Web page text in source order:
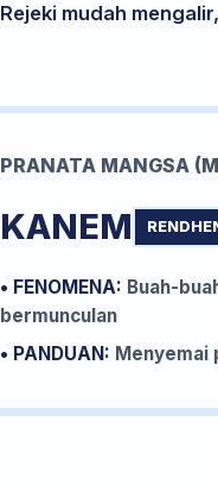
Rejeki mudah
PRANATA MANGSA
KANEM
• FENOMENA: Buah-
bermunculan
• PANDUAN: Menyemai